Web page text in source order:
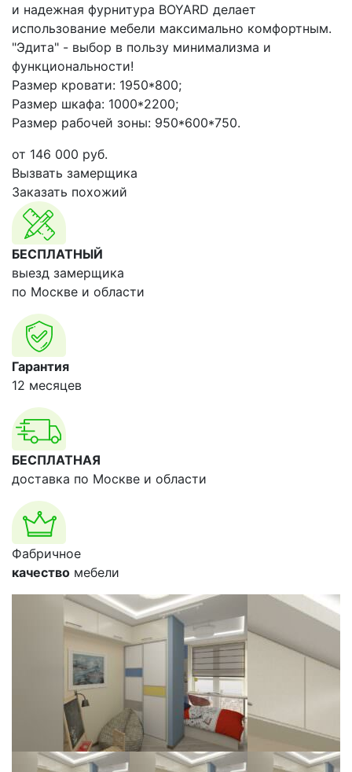
и надежная фурнитура BOYARD делает
использование мебели максимально комфортным.
"Эдита" - выбор в пользу минимализма и
функциональности!
Размер кровати: 1950*800;
Размер шкафа: 1000*2200;
Размер рабочей зоны: 950*600*750.
от 146 000 руб.
Вызвать замерщика
Заказать похожий
БЕСПЛАТНЫЙ
выезд замерщика
по Москве и области
Гарантия
12 месяцев
БЕСПЛАТНАЯ
доставка по Москве и области
Фабричное
качество мебели